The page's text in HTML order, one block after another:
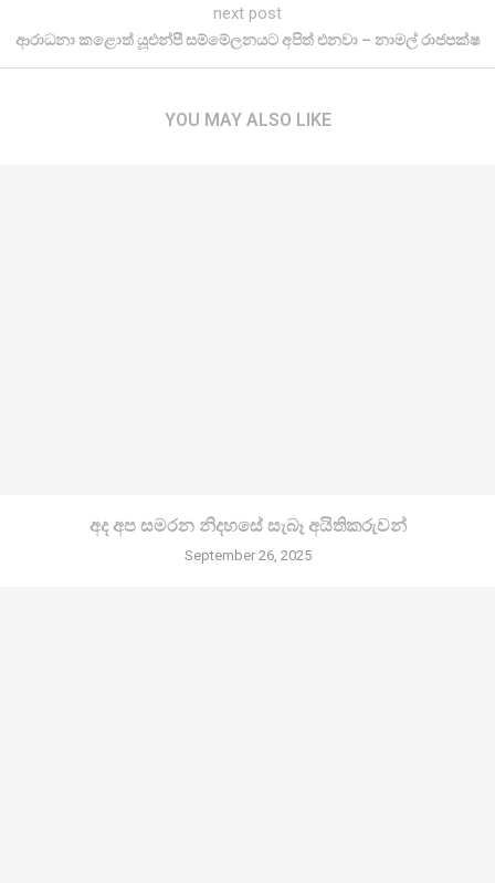
next post
ආරාධනා කළොත් යූඑන්පී සම්මේලනයට අපිත් එනවා – නාමල් රාජපක්ෂ
YOU MAY ALSO LIKE
අද අප සමරන නිදහසේ සැබෑ අයිතිකරුවන්
September 26, 2025